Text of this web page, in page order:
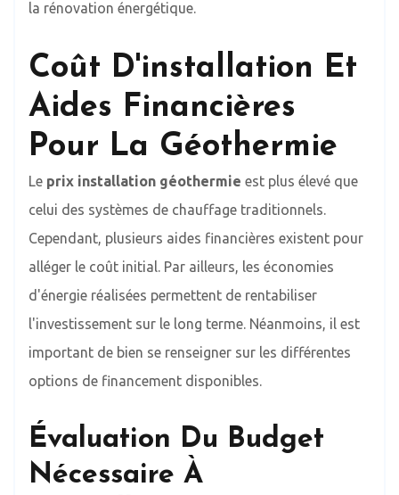
la rénovation énergétique.
Coût D'installation Et
Aides Financières
Pour La Géothermie
Le prix installation géothermie est plus élevé que
celui des systèmes de chauffage traditionnels.
Cependant, plusieurs aides financières existent pour
alléger le coût initial. Par ailleurs, les économies
d'énergie réalisées permettent de rentabiliser
l'investissement sur le long terme. Néanmoins, il est
important de bien se renseigner sur les différentes
options de financement disponibles.
Évaluation Du Budget
Nécessaire À